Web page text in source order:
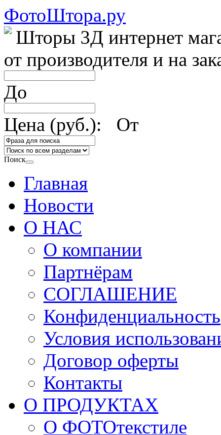
ФотоШтора.ру
Шторы 3Д интернет
от производителя и на
До
Цена (руб.): От
Поиск
Главная
Новости
О НАС
О компании
Партнёрам
СОГЛАШЕНИЕ
Конфиденциальность
Условия
Договор оферты
Контакты
О ПРОДУКТАХ
О ФОТОтекстиле